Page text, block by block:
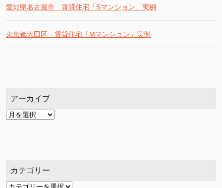
愛知県名古屋市 賃貸住宅「Sマンション」実例
東京都大田区 賃貸住宅「Mマンション」実例
アーカイブ
ア
カテゴリー
カ